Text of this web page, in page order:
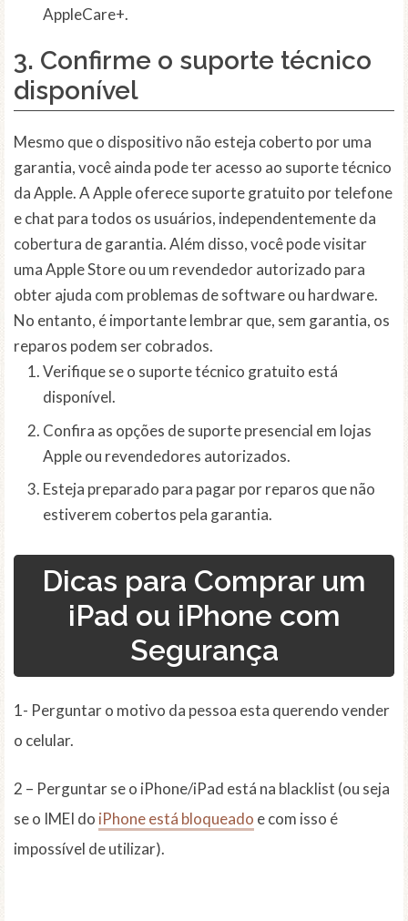
AppleCare+.
3. Confirme o suporte técnico
disponível
Mesmo que o dispositivo não esteja coberto por uma
garantia, você ainda pode ter acesso ao suporte técnico
da Apple. A Apple oferece suporte gratuito por telefone
e chat para todos os usuários, independentemente da
cobertura de garantia. Além disso, você pode visitar
uma Apple Store ou um revendedor autorizado para
obter ajuda com problemas de software ou hardware.
No entanto, é importante lembrar que, sem garantia, os
reparos podem ser cobrados.
Verifique se o suporte técnico gratuito está
disponível.
Confira as opções de suporte presencial em lojas
Apple ou revendedores autorizados.
Esteja preparado para pagar por reparos que não
estiverem cobertos pela garantia.
Dicas para Comprar um
iPad ou iPhone com
Segurança
1- Perguntar o motivo da pessoa esta querendo vender
o celular.
2 – Perguntar se o iPhone/iPad está na blacklist (ou seja
se o IMEI do iPhone está bloqueado e com isso é
impossível de utilizar).